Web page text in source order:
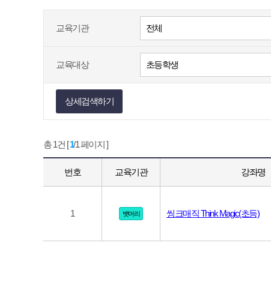
교육기관
교육대상
상세검색하기
총 1건 [1/1 페이지 ]
번호 교육기관 강좌명
1 뱃머리 씽크매직 Think Magic(초등)